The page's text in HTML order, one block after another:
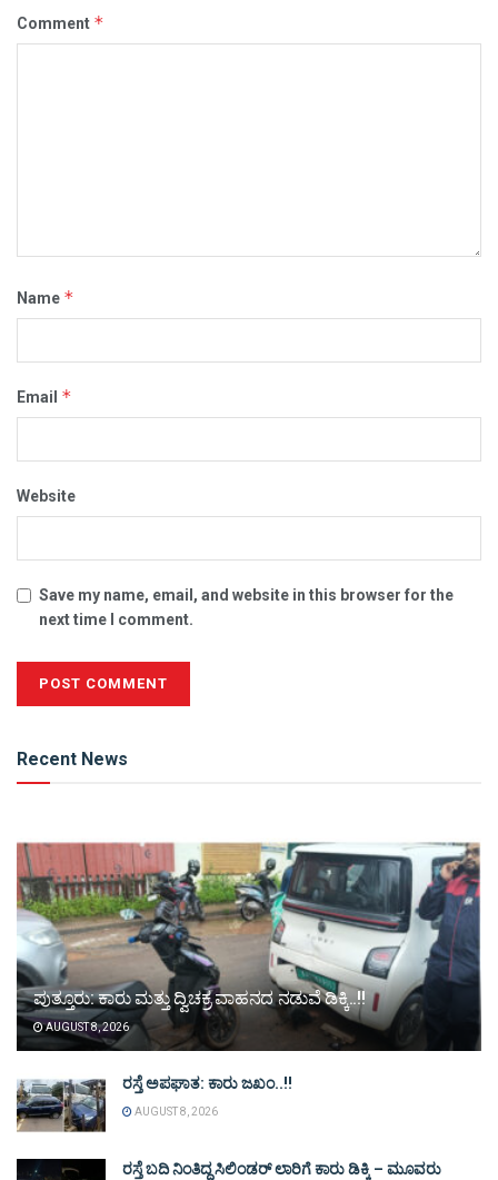
Comment *
Name *
Email *
Website
Save my name, email, and website in this browser for the
next time I comment.
Recent News
ಪುತ್ತೂರು: ಕಾರು ಮತ್ತು ದ್ವಿಚಕ್ರ ವಾಹನದ ನಡುವೆ ಡಿಕ್ಕಿ..!!
AUGUST 8, 2026
ರಸ್ತೆ ಅಪಘಾತ: ಕಾರು ಜಖಂ..!!
AUGUST 8, 2026
ರಸ್ತೆ ಬದಿ ನಿಂತಿದ್ದ ಸಿಲಿಂಡರ್ ಲಾರಿಗೆ ಕಾರು ಡಿಕ್ಕಿ – ಮೂವರು